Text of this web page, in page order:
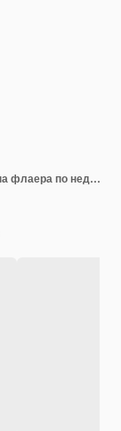
современный креативный шаблон дизайна флаера по недвижимости, шаблон бизнес-флаера